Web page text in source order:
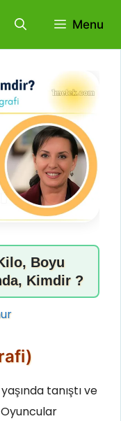
Menu
Boyu
Kimdir ?
tanıştı ve